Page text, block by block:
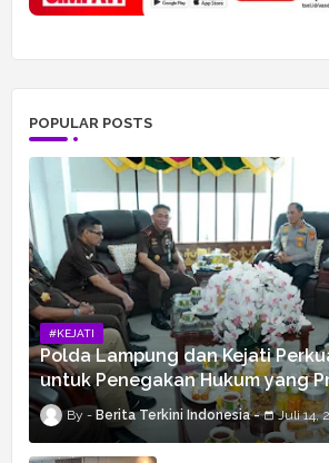
POPULAR POSTS
#KEJATI
Polda Lampung dan Kejati
untuk Penegakan Hukum yang
Berita Terkini Indonesia Juli 14,